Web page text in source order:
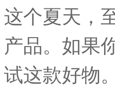
这个夏天，
产品。如果
试这款好物。